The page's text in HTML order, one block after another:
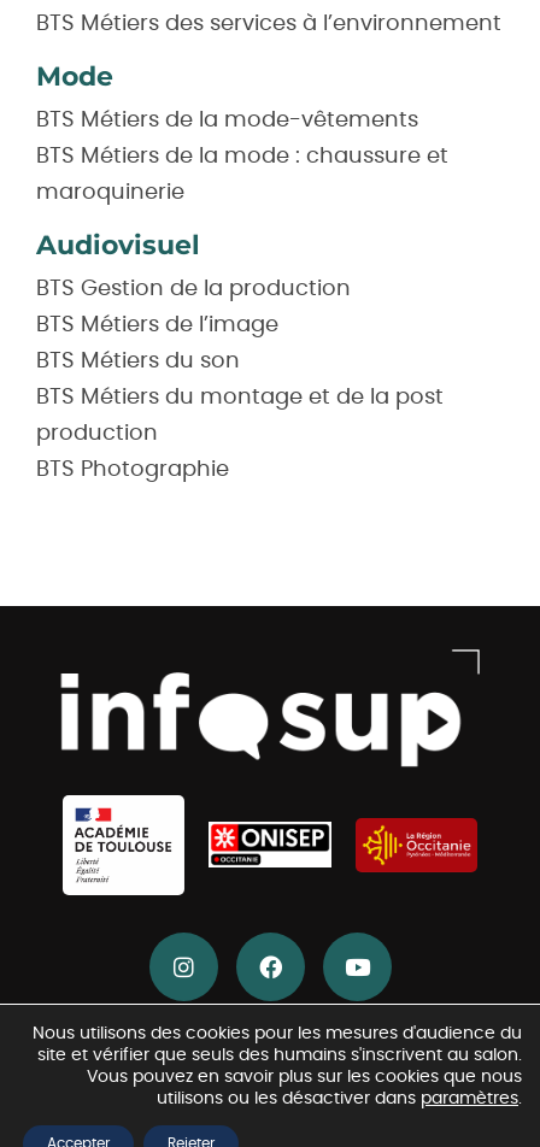
BTS Métiers des services à l’environnement
Mode
BTS Métiers de la mode-vêtements
BTS Métiers de la mode : chaussure et
maroquinerie
Audiovisuel
BTS Gestion de la production
BTS Métiers de l’image
BTS Métiers du son
BTS Métiers du montage et de la post
production
BTS Photographie
2024 / 2025 –Académie de Toulouse –Crédits–Mentions légales
& RGPD
Nous utilisons des cookies pour les mesures d'audience du
site et vérifier que seuls des humains s'inscrivent au salon.
Vous pouvez en savoir plus sur les cookies que nous
utilisons ou les désactiver dans paramètres.
Accepter Rejeter